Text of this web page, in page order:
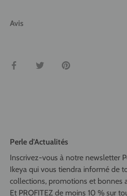
Avis
Partager TweeterÉpingler
Perle d'Actualités
Inscrivez-vous à notre newsletter
Ikeya qui vous tiendra informé de
collections, promotions et bonnes
Et PROFITEZ de moins 10 % sur